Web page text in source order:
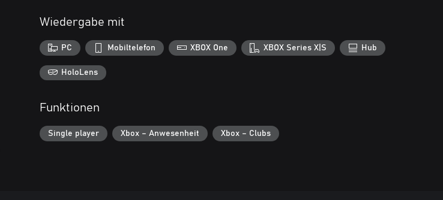
Wiedergabe mit
PC Mobiltelefon XBOX One XBOX Series X|S Hub
HoloLens
Funktionen
Single player Xbox – Anwesenheit Xbox – Clubs